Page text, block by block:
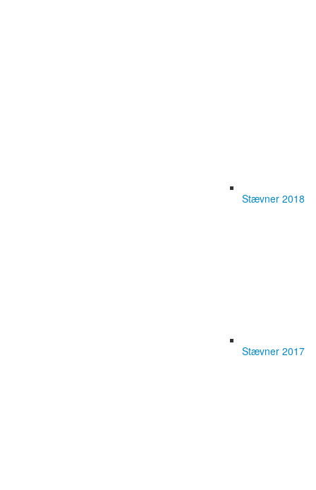
Stævner 2018
Stævner 2017